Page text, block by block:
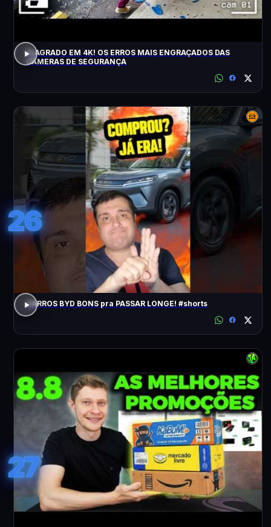
FLAGRADO EM 4K! OS ERROS MAIS ENGRAÇADOS DAS
CÂMERAS DE SEGURANÇA
26
CARROS BYD BONS pra PASSAR LONGE! #shorts
27